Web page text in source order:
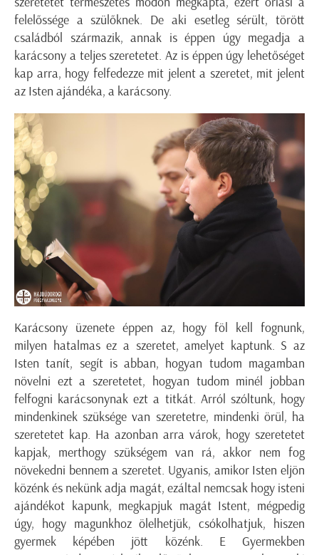
felelőssége a szülőknek. De aki esetleg sérült, törött
családból származik, annak is éppen úgy megadja a
karácsony a teljes szeretetet. Az is éppen úgy lehetőséget
kap arra, hogy felfedezze mit jelent a szeretet, mit jelent
az Isten ajándéka, a karácsony.
Karácsony üzenete éppen az, hogy föl kell fognunk,
milyen hatalmas ez a szeretet, amelyet kaptunk. S az
Isten tanít, segít is abban, hogyan tudom magamban
növelni ezt a szeretetet, hogyan tudom minél jobban
felfogni karácsonynak ezt a titkát. Arról szóltunk, hogy
mindenkinek szüksége van szeretetre, mindenki örül, ha
szeretetet kap. Ha azonban arra várok, hogy szeretetet
kapjak, merthogy szükségem van rá, akkor nem fog
növekedni bennem a szeretet. Ugyanis, amikor Isten eljön
közénk és nekünk adja magát, ezáltal nemcsak hogy isteni
ajándékot kapunk, megkapjuk magát Istent, mégpedig
úgy, hogy magunkhoz ölelhetjük, csókolhatjuk, hiszen
gyermek képében jött közénk. E Gyermekben